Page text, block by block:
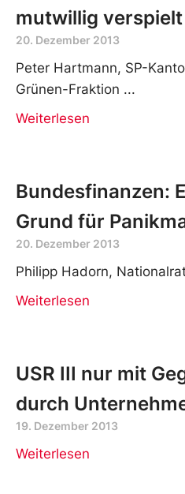
mutwillig verspielt
20. Dezember 2013
Peter Hartmann, SP-
Grünen-Fraktion
Weiterlesen
Bundesfinanzen:
Grund für
20. Dezember 2013
Philipp Hadorn,
Weiterlesen
USR III nur mit
durch
19. Dezember 2013
Weiterlesen